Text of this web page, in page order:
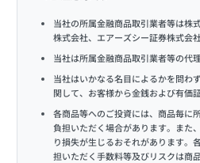
当社の所属金融商品取引業者等は株
株式会社、エアーズシー証券株式会社
当社は所属金融商品取引業者等の代
当社はいかなる名目によるかを問わ
関して、お客様から金銭および有価
各商品等へのご投資には、商品毎に
負担いただく場合があります。また
り損失が生じるおそれがあります。
担いただく手数料等及びリスクは商